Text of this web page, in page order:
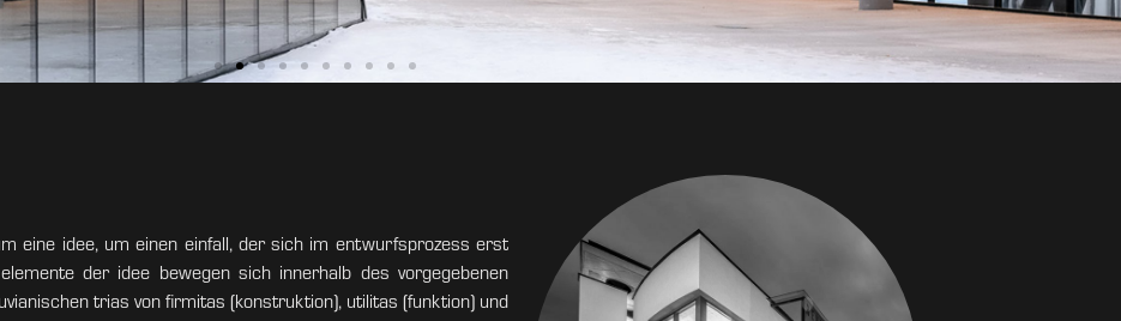
eine idee, um einen einfall, der sich im entwurfsprozess erst
der idee bewegen sich innerhalb des vorgegebenen
trias von firmitas (konstruktion), utilitas (funktion) und